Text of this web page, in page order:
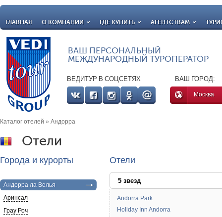
ГЛАВНАЯ О КОМПАНИИ ГДЕ КУПИТЬ АГЕНТСТВАМ
ВАШ ПЕРСОНАЛЬНЫЙ
МЕЖДУНАРОДНЫЙ ТУРОПЕРАТОР
ВЕДИТУР В СОЦСЕТЯХ ВАШ ГОРОД:
Москва
Каталог отелей » Андорра
Отели
Города и курорты
Андорра ла Велья
Аринсал
Грау Роч
Отели
5 звезд
Andorra Park
Holiday Inn Andorra